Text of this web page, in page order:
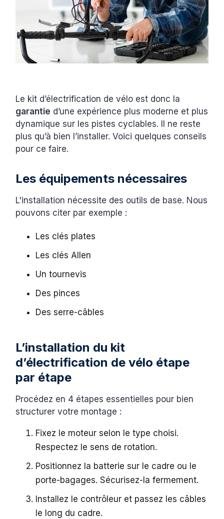
Le kit d’électrification de vélo est donc la
garantie d’une expérience plus moderne et plus
dynamique sur les pistes cyclables. Il ne reste
plus qu’à bien l’installer. Voici quelques conseils
pour ce faire.
Les équipements nécessaires
L'installation nécessite des outils de base. Nous
pouvons citer par exemple :
Les clés plates
Les clés Allen
Un tournevis
Des pinces
Des serre-câbles
L’installation du kit
d’électrification de vélo étape
par étape
Procédez en 4 étapes essentielles pour bien
structurer votre montage :
Fixez le moteur selon le type choisi.
Respectez le sens de rotation.
Positionnez la batterie sur le cadre ou le
porte-bagages. Sécurisez-la fermement.
Installez le contrôleur et passez les câbles
le long du cadre.